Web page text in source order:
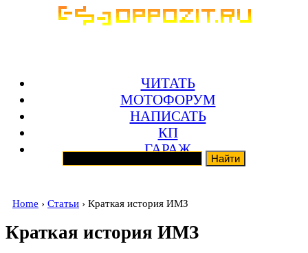
ЧИТАТЬ
МОТОФОРУМ
НАПИСАТЬ
КП
ГАРАЖ
Home › Статьи › Краткая история ИМЗ
Краткая история ИМЗ